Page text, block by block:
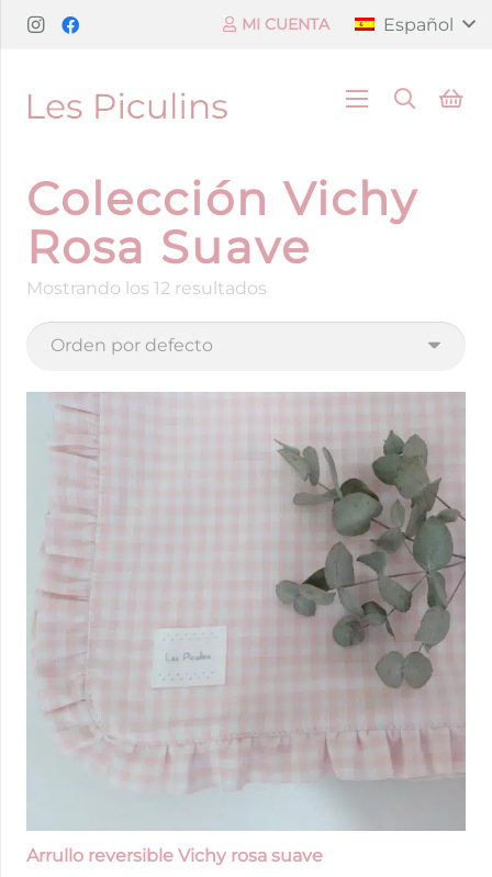
MI CUENTA Español
Colección Vichy
Rosa Suave
Mostrando los 12 resultados
Arrullo reversible Vichy rosa suave